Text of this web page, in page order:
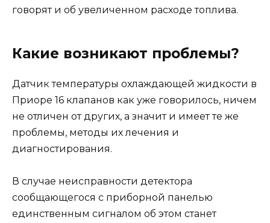
говорят и об увеличенном расходе топлива.
Какие возникают проблемы?
Датчик температуры охлаждающей жидкости в
Приоре 16 клапанов как уже говорилось, ничем
не отличен от других, а значит и имеет те же
проблемы, методы их лечения и
диагностирования.
В случае неисправности детектора
сообщающегося с приборной панелью
единственным сигналом об этом станет